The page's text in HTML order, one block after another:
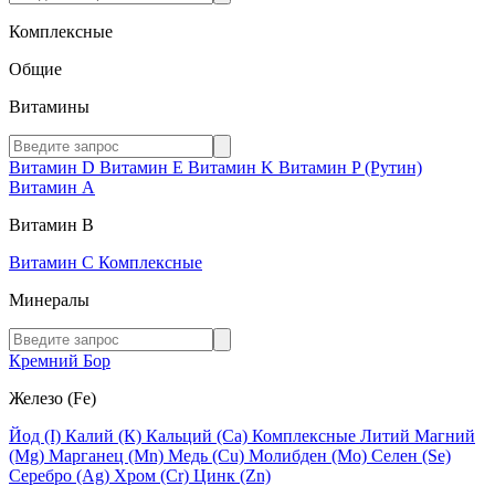
Комплексные
Общие
Витамины
Витамин D Витамин E Витамин K Витамин P (Рутин)
Витамин А
Витамин В
Витамин C Комплексные
Минералы
Кремний Бор
Железо (Fe)
Йод (I) Калий (К) Кальций (Са) Комплексные Литий Магний
(Mg) Марганец (Mn) Медь (Сu) Молибден (Мо) Селен (Se)
Серебро (Ag) Хром (Cr) Цинк (Zn)